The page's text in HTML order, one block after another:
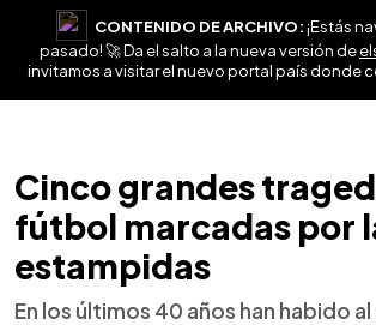
CONTENIDO DE ARCHIVO:¡Estás
pasado! 🚀 Da el salto a la nueva versión de
invitamos a visitar el nuevo portal país donde
Cinco grandes
fútbol marcadas por
estampidas
En los últimos 40 años han habido